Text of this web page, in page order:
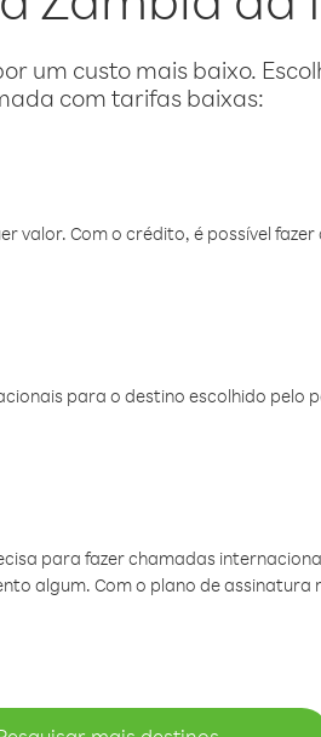
um custo mais baixo.
com tarifas baixas:
valor. Com o crédito, é possível
para o destino escolhido pelo
para fazer chamadas
algum. Com o plano de assinatura